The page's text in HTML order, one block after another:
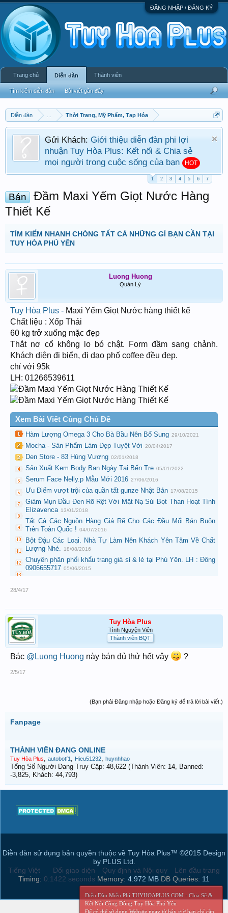
ĐĂNG NHẬP / ĐĂNG KÝ
Diễn đàn Thời Trang, Mỹ Phẩm, Tạp Hóa
Gửi Khách: Giới thiệu diễn đàn phi lợi
nhuận Tuy Hòa Plus: Kết nối & Chia sẻ
mọi người trong cuộc sống của bạn
HOT
1 2 3 4 5 6 7
Bán
Đầm Maxi Yếm Giọt Nước Hàng
Thiết Kế
TÌM KIẾM NHANH CHÓNG TẤT CẢ NHỮNG GÌ BẠN CẦN TẠI
TUY HÒA PHÚ YÊN
Luong Huong
Quản Lý
Tuy Hòa Plus - Maxi Yếm Giọt Nước hàng thiết kế
Chất liệu : Xốp Thái
60 kg trở xuống mặc đẹp
Thắt nơ cổ không lo bó chật. Form đầm sang chảnh.
Khách diện đi biển, đi dạo phố coffee đều đẹp.
chỉ với 95k
LH: 01266539611
Xem Bài Viết Cùng Chủ Đề
Hàm Lượng Omega 3 Cho Bà Bầu Nên Bổ Sung 29/10/2021
Mocha - Sản Phẩm Làm Đẹp Tuyệt Vời 20/04/2017
Den Store - 83 Hùng Vương 02/01/2018
Sản Xuất Kem Body Ban Ngày Tại Bến Tre 05/01/2022
Serum Face Nelly.p Mẫu Mới 2016 27/06/2016
Ưu Điểm vượt trội của quần tất gunze Nhật Bản 17/08/2015
Giảm Mụn Đầu Đen Rõ Rệt Với Mặt Nạ Sủi Bọt Than Hoạt Tính
Elizavenca 13/01/2018
Tất Cả Các Nguồn Hàng Giá Rẽ Cho Các Đầu Mối Bán Buôn
Trên Toàn Quốc ! 04/07/2016
Bột Đậu Các Loại. Nhà Tự Làm Nên Khách Yên Tâm Về Chất
Lượng Nhé.
18/08/2016
Chuyên phân phối khẩu trang giá sỉ & lẻ tại Phú Yên. LH : Đông
0906655717 05/06/2015
28/4/17
Tuy Hòa Plus
Tình Nguyện Viên
Thành viên BQT
Bác @Luong Huong này bán đủ thử hết vậy ?
2/5/17
(Bạn phải Đăng nhập hoặc Đăng ký để trả lời bài viết.)
Fanpage
THÀNH VIÊN ĐANG ONLINE
Tuy Hòa Plus, autobotf1 , Hieu51232, huynhhao
Tổng Số Người Đang Truy Cập: 48,622 (Thành Viên: 14, Banned:
-3,825, Khách: 44,793)
Trang chủ Diễn đàn
Tìm kiếm diễn đàn Bài viết gần đây
Thành viên
Diễn đàn sử dụng bản quyền thuộc về Tuy Hòa Plus™ ©2015 Design
by PLUS Ltd.
Tiếng Việt
Đổi giao diện Quy định và Nội quy
Lên đầu trang
Timing: 0.1422 seconds Memory: 4.972 MB DB Queries: 11
Diễn Đàn Miễn Phí TUYHOAPLUS.COM - Chia Sẽ &
Kết Nối Cộng Đồng Tuy Hòa Phú Yên
Để có thể sử dụng Website ngay từ bây giờ bạn chỉ cần